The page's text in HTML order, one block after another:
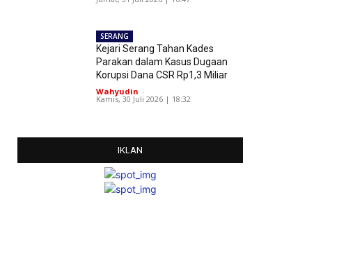
SERANG
Kejari Serang Tahan Kades
Parakan dalam Kasus Dugaan
Korupsi Dana CSR Rp1,3 Miliar
Wahyudin -
Kamis, 30 Juli 2026 | 18:32
IKLAN